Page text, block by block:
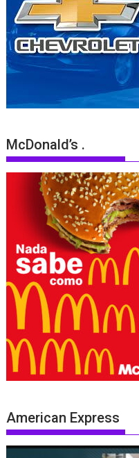
McDonald’s .
American Express